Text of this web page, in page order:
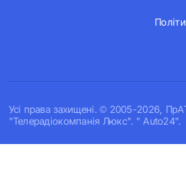
Усi права захищенi. © 2005-2026,
"Телерадіокомпанія Люкс". " Auto24".